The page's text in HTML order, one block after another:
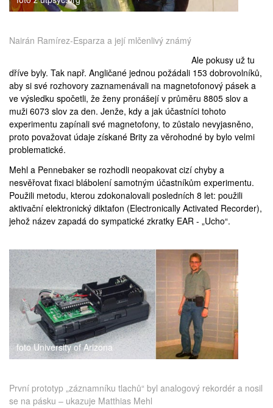
Nairán Ramírez-Esparza a její mlčenlivý známý
Ale pokusy už tu
dříve byly. Tak např. Angličané jednou požádali 153 dobrovolníků,
aby si své rozhovory zaznamenávali na magnetofonový pásek a
ve výsledku spočetli, že ženy pronášejí v průměru 8805 slov a
muži 6073 slov za den. Jenže, kdy a jak účastníci tohoto
experimentu zapínali své magnetofony, to zůstalo nevyjasněno,
proto považovat údaje získané Brity za věrohodné by bylo velmi
problematické.
Mehl a Pennebaker se rozhodli neopakovat cizí chyby a
nesvěřovat fixaci blábolení samotným účastníkům experimentu.
Použili metodu, kterou zdokonalovali posledních 8 let: použili
aktivační elektronický diktafon (Electronically Activated Recorder),
jehož název zapadá do sympatické zkratky EAR - „Ucho“.
foto University of Arizona
První prototyp „záznamníku tlachů“ byl analogový rekordér a nosil
se na pásku – ukazuje Matthias Mehl